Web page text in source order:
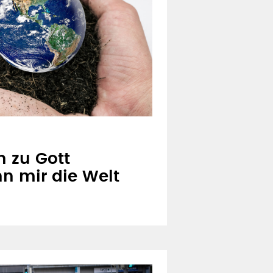
zu Gott
mir die Welt